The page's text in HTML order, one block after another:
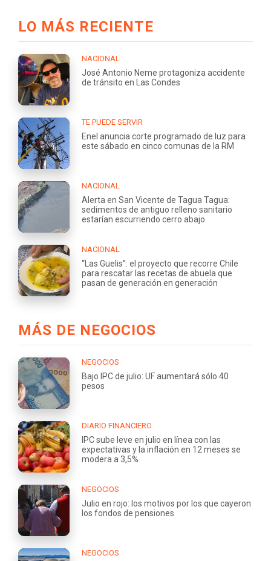
LO MÁS RECIENTE
NACIONAL
José Antonio Neme protagoniza accidente
de tránsito en Las Condes
TE PUEDE SERVIR
Enel anuncia corte programado de luz para
este sábado en cinco comunas de la RM
NACIONAL
Alerta en San Vicente de Tagua Tagua:
sedimentos de antiguo relleno sanitario
estarían escurriendo cerro abajo
NACIONAL
“Las Guelis”: el proyecto que recorre Chile
para rescatar las recetas de abuela que
pasan de generación en generación
MÁS DE NEGOCIOS
NEGOCIOS
Bajo IPC de julio: UF aumentará sólo 40
pesos
DIARIO FINANCIERO
IPC sube leve en julio en línea con las
expectativas y la inflación en 12 meses se
modera a 3,5%
NEGOCIOS
Julio en rojo: los motivos por los que cayeron
los fondos de pensiones
NEGOCIOS